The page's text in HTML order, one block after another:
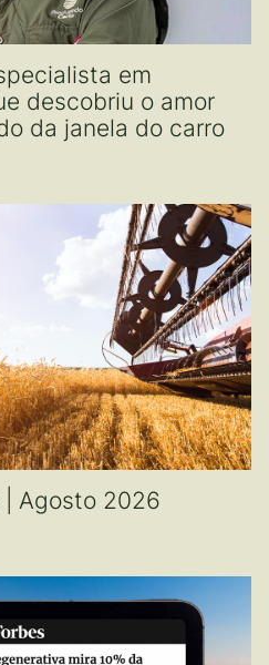
em
descobriu o amor
da janela do carro
| Agosto 2026